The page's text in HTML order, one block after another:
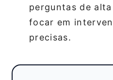
perguntas de
focar em
precisas.